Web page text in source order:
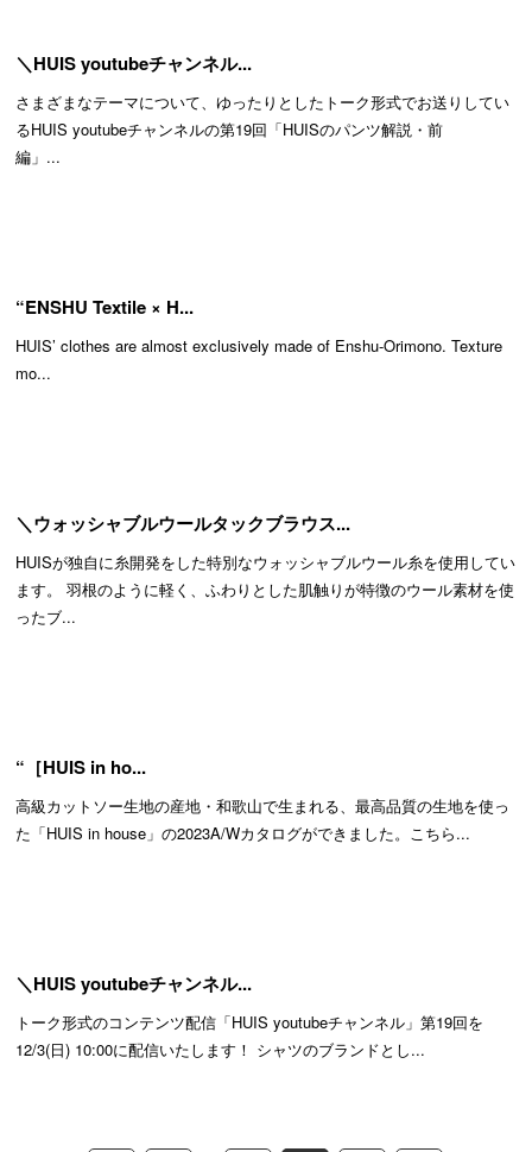
＼HUIS youtubeチャンネル...
さまざまなテーマについて、ゆったりとしたトーク形式でお送りしてい
るHUIS youtubeチャンネルの第19回「HUISのパンツ解説・前
編」...
“ENSHU Textile × H...
HUIS’ clothes are almost exclusively made of Enshu-Orimono. Texture
mo...
＼ウォッシャブルウールタックブラウス...
HUISが独自に糸開発をした特別なウォッシャブルウール糸を使用してい
ます。 羽根のように軽く、ふわりとした肌触りが特徴のウール素材を使
ったブ...
“［HUIS in ho...
高級カットソー生地の産地・和歌山で生まれる、最高品質の生地を使っ
た「HUIS in house」の2023A/Wカタログができました。こちら...
＼HUIS youtubeチャンネル...
トーク形式のコンテンツ配信「HUIS youtubeチャンネル」第19回を
12/3(日) 10:00に配信いたします！ シャツのブランドとし...